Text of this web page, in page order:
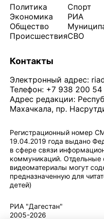
Политика
Экономика
Общество
Происшествия
Спорт
РИА
СВО
Контакты
Электронный адрес:
Телефон: +7 938 200 54
Адрес редакции:
Махачкала, пр.
Регистрационный номер
19.04.2019 года выдано
в сфере связи
коммуникаций. Отдельные
видеоматериалы могут
предназначенную для
детей)
РИА "Дагестан"
2005-2026